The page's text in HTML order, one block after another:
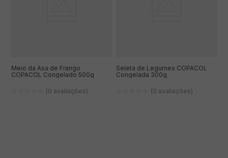
Meio da Asa de Frango
COPACOL Congelado 500g
(0 avaliações)
Seleta de Legumes COPACOL
Congelada 300g
(0 avaliações)